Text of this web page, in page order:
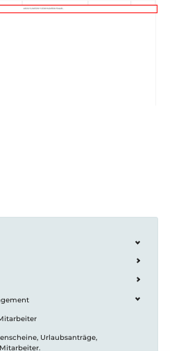
Urlaubsanträge,